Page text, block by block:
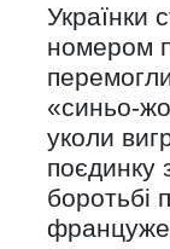
Українки
номером
«синьо-
уколи
поєдинку
боротьбі